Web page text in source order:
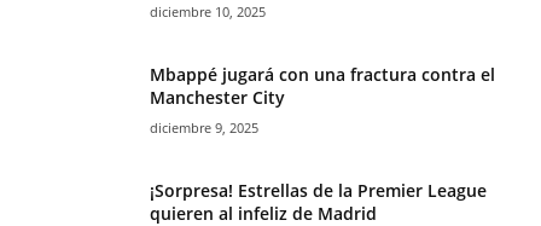
diciembre 10, 2025
Mbappé jugará con una fractura contra el
Manchester City
diciembre 9, 2025
¡Sorpresa! Estrellas de la Premier League
quieren al infeliz de Madrid